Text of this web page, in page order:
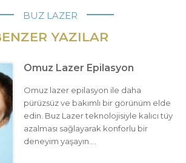
BUZ LAZER
YAZILAR
Omuz Lazer Epilasyon
Omuz lazer epilasyon ile daha
pürüzsüz ve bakımlı bir görünüm elde
edin. Buz Lazer teknolojisiyle kalıcı tüy
azalması sağlayarak konforlu bir
deneyim yaşayın....